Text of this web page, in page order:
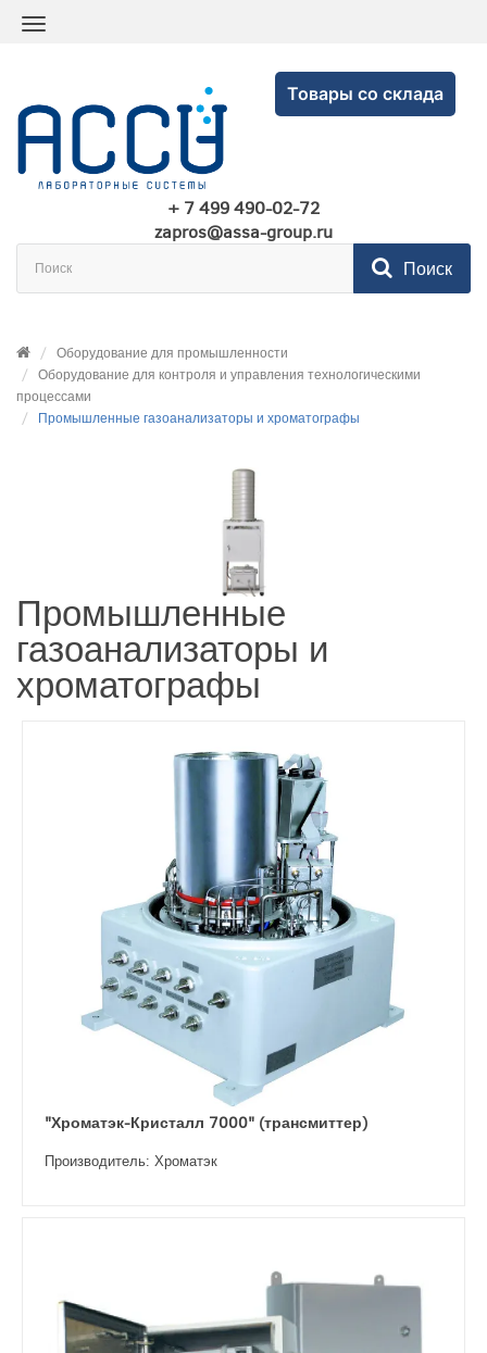
Товары со склада
+ 7 499 490-02-72
zapros@assa-group.ru
Поиск
Оборудование для промышленности
Оборудование для контроля и управления технологическими
процессами
Промышленные газоанализаторы и хроматографы
Промышленные
газоанализаторы и
хроматографы
"Хроматэк-Кристалл 7000" (трансмиттер)
Производитель: Хроматэк